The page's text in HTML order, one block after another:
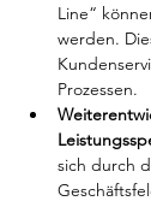
Line“
werden.
Prozessen.
sich durch